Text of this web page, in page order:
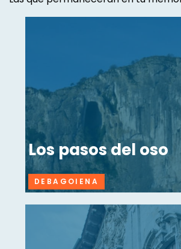
Los pasos del oso
DEBAGOIENA